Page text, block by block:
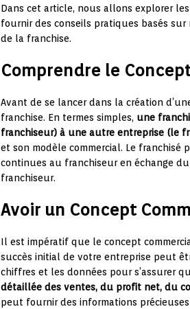
Dans cet article, nous allons explorer
fournir des conseils pratiques basés
de la franchise.
Comprendre le
Avant de se lancer dans la création
franchise. En termes simples, une
franchiseur) à une autre entreprise (le
et son modèle commercial. Le franchisé
continues au franchiseur en échange
franchiseur.
Avoir un Concept
Il est impératif que le concept
succès initial de votre entreprise peut
chiffres et les données pour s’assurer
détaillée des ventes, du profit net, du
peut fournir des informations